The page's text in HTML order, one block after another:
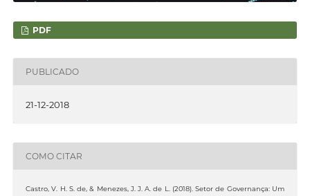
PDF
PUBLICADO
21-12-2018
COMO CITAR
Castro, V. H. S. de, & Menezes, J. J. A. de L. (2018). Setor de Governança: Um